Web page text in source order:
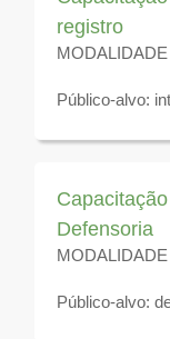
registro
Público-alvo:
Disponível
Defensoria
Público-alvo: